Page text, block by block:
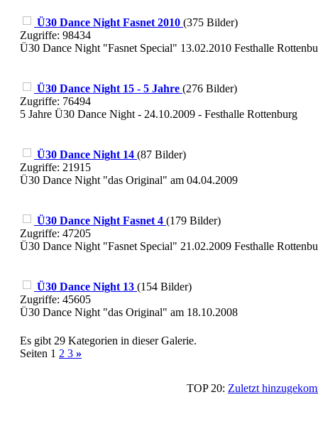
Ü30 Dance Night Fasnet 2010 (375 Bilder)
Zugriffe: 98434
Ü30 Dance Night "Fasnet Special" 13.02.2010 Festhalle
Ü30 Dance Night 15 - 5 Jahre (276 Bilder)
Zugriffe: 76494
5 Jahre Ü30 Dance Night - 24.10.2009 - Festhalle Rottenburg
Ü30 Dance Night 14 (87 Bilder)
Zugriffe: 21915
Ü30 Dance Night "das Original" am 04.04.2009
Ü30 Dance Night Fasnet 4 (179 Bilder)
Zugriffe: 47205
Ü30 Dance Night "Fasnet Special" 21.02.2009 Festhalle
Ü30 Dance Night 13 (154 Bilder)
Zugriffe: 45605
Ü30 Dance Night "das Original" am 18.10.2008
Es gibt 29 Kategorien in dieser Galerie.
Seiten 1 2 3 »
TOP 20: Zuletzt